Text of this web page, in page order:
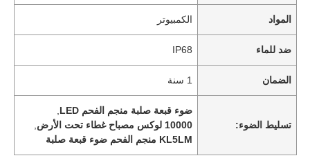
المواد الكمبيوتر
ضد للماء IP68
الضمان 1 سنة
تسليط الضوء:
ضوء قبعة صلبة منجم الفحم LED
10000 لوكس مصباح غطاء تحت الأرض
KL5LM منجم الفحم ضوء قبعة صلبة